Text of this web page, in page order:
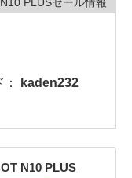
kaden232
N10 PLUS